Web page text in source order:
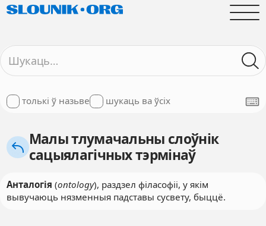
толькі ў назьве шукаць ва ўсіх
Малы тлумачальны слоўнік
сацыялагічных тэрмінаў
Анталогія (ontology), раздзел філасофіі, у якім
вывучаюць нязменныя падставы сусвету, быццё.